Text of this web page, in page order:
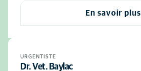
En savoir plus
URGENTISTE
Dr. Vet. Baylac